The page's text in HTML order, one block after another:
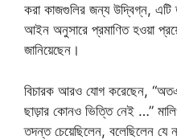
করা কাজগুলির জন্য উদ্বিগ্ন, এটি
আইন অনুসারে প্রমাণিত হওয়া
জানিয়েছেন।
বিচারক আরও যোগ করেছেন,
ছাড়ার কোনও ভিত্তি নেই …”
তদন্ত চেয়েছিলেন, বলেছিলেন যে